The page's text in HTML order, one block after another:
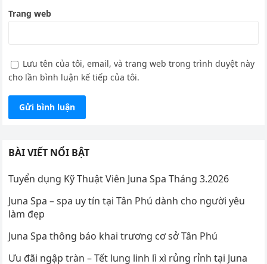
Trang web
Lưu tên của tôi, email, và trang web trong trình duyệt này
cho lần bình luận kế tiếp của tôi.
BÀI VIẾT NỔI BẬT
Tuyển dụng Kỹ Thuật Viên Juna Spa Tháng 3.2026
Juna Spa – spa uy tín tại Tân Phú dành cho người yêu
làm đẹp
Juna Spa thông báo khai trương cơ sở Tân Phú
Ưu đãi ngập tràn – Tết lung linh lì xì rủng rỉnh tại Juna